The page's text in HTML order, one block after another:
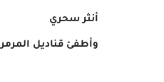
أنثر سحري
وأطفئ قناديل المرمر